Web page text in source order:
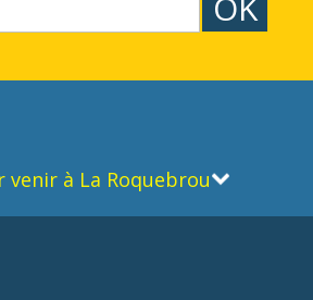
venir à La Roquebrou